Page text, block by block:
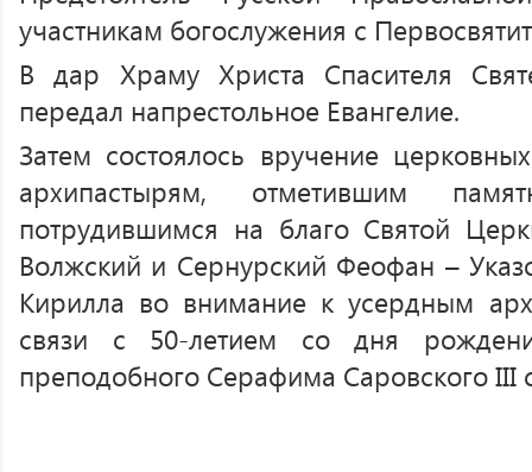
участникам богослужения с
В дар Храму Христа Спасителя
передал напрестольное Евангелие.
Затем состоялось вручение
архипастырям, отметившим
потрудившимся на благо Святой
Волжский и Сернурский Феофан –
Кирилла во внимание к усердным
связи с 50-летием со дня
преподобного Серафима Саровского III